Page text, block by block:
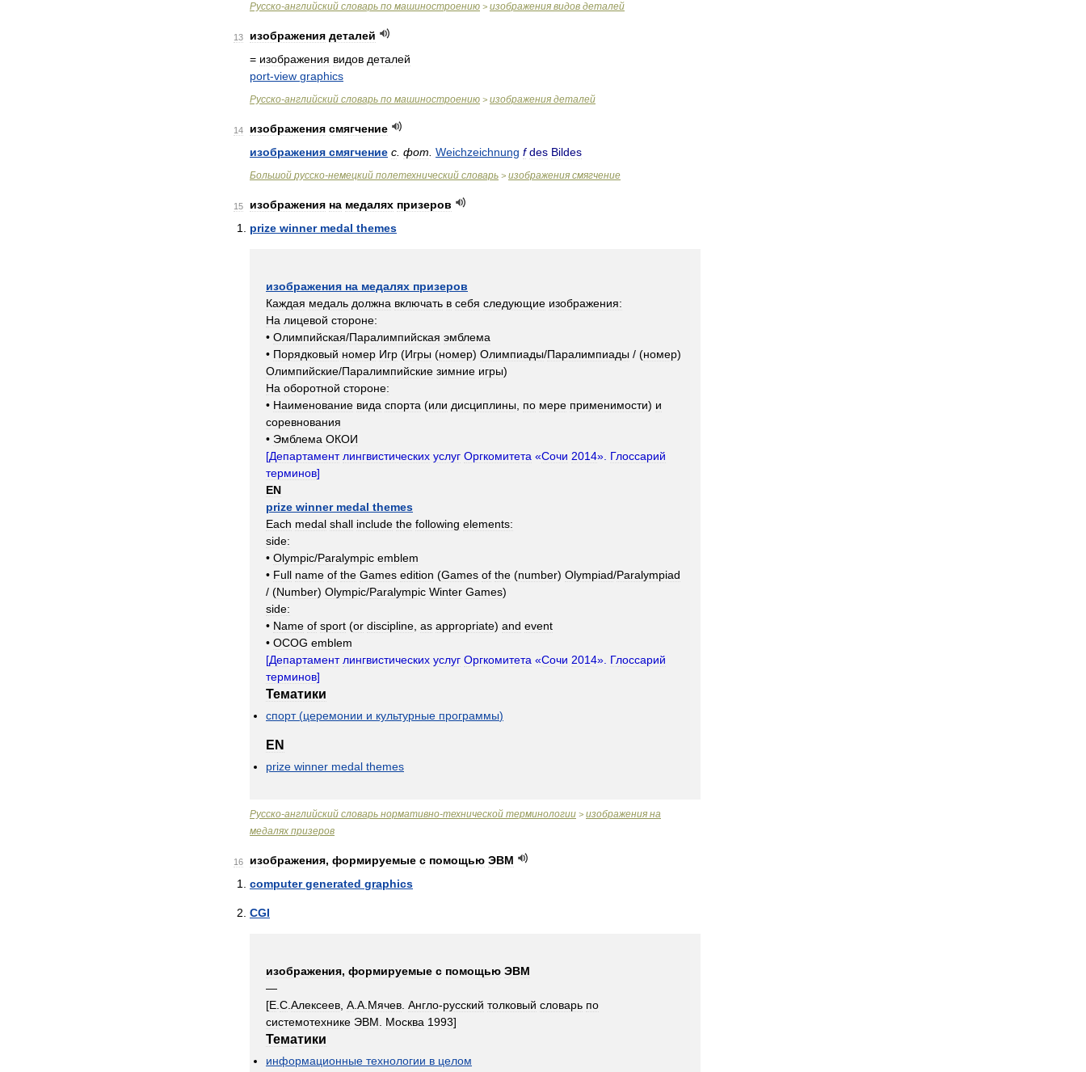
Русско-английский словарь по машиностроению > изображения видов деталей
13 изображения деталей
= изображения видов деталей
port-view graphics
Русско-английский словарь по машиностроению > изображения деталей
14 изображения смягчение
изображения смягчение с фот Weichzeichnung f des Bildes
Большой русско-немецкий полетехнический словарь > изображения смягчение
15 изображения на медалях призеров
prize winner medal themes
изображения на медалях призеров
Каждая медаль должна включать в себя следующие изображения:
На лицевой стороне:
• Олимпийская/Паралимпийская эмблема
• Порядковый номер Игр (Игры (номер) Олимпиады/Паралимпиады / (номер)
Олимпийские/Паралимпийские зимние игры)
На оборотной стороне:
• Наименование вида спорта (или дисциплины по мере применимости) и
соревнования
• Эмблема ОКОИ
[Департамент лингвистических услуг Оргкомитета «Сочи 2014». Глоссарий
терминов]
EN
prize winner medal themes
Each medal shall include the following elements:
side:
• Olympic/Paralympic emblem
• Full name of the Games edition (Games of the (number) Olympiad/Paralympiad
/ (Number) Olympic/Paralympic Winter Games)
side:
• Name of sport (or discipline as appropriate) and event
• OCOG emblem
[Департамент лингвистических услуг Оргкомитета «Сочи 2014». Глоссарий
терминов]
Тематики
спорт(церемонии и культурные программы)
EN
prize winner medal themes
Русско-английский словарь нормативно-технической терминологии > изображения на
медалях призеров
16 изображения, формируемые с помощью ЭВМ
computer generated graphics
CGI
изображения, формируемые с помощью ЭВМ
—
[Е С Алексеев А А Мячев Англо-русский толковый словарь по
системотехнике ЭВМ Москва 1993]
Тематики
информационные технологии в целом